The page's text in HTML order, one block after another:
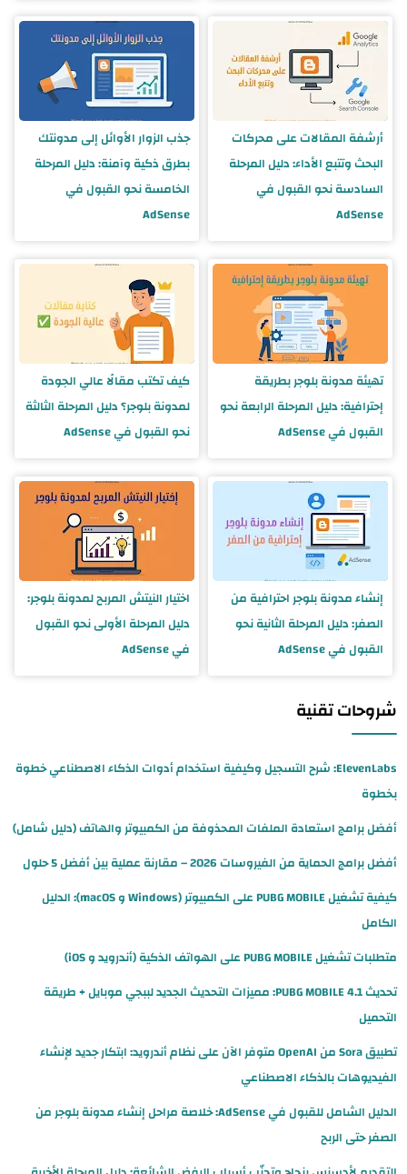
أرشفة المقالات على محركات
البحث وتتبع الأداء: دليل المرحلة
السادسة نحو القبول في
AdSense
جذب الزوار الأوائل إلى مدونتك
بطرق ذكية وآمنة: دليل المرحلة
الخامسة نحو القبول في
AdSense
تهيئة مدونة بلوجر بطريقة
إحترافية: دليل المرحلة الرابعة نحو
القبول في AdSense
كيف تكتب مقالًا عالي الجودة
لمدونة بلوجر؟ دليل المرحلة الثالثة
نحو القبول في AdSense
إنشاء مدونة بلوجر احترافية من
الصفر: دليل المرحلة الثانية نحو
القبول في AdSense
اختيار النيتش المربح لمدونة بلوجر:
دليل المرحلة الأولى نحو القبول
في AdSense
شروحات تقنية
ElevenLabs: شرح التسجيل وكيفية استخدام أدوات الذكاء الاصطناعي خطوة
بخطوة
أفضل برامج استعادة الملفات المحذوفة من الكمبيوتر والهاتف (دليل شامل)
أفضل برامج الحماية من الفيروسات 2026 – مقارنة عملية بين أفضل 5 حلول
كيفية تشغيل PUBG MOBILE على الكمبيوتر (Windows و macOS): الدليل
الكامل
متطلبات تشغيل PUBG MOBILE على الهواتف الذكية (أندرويد و iOS)
تحديث PUBG MOBILE 4.1: مميزات التحديث الجديد لببجي موبايل + طريقة
التحميل
تطبيق Sora من OpenAI متوفر الآن على نظام أندرويد: ابتكار جديد لإنشاء
الفيديوهات بالذكاء الاصطناعي
الدليل الشامل للقبول في AdSense: خلاصة مراحل إنشاء مدونة بلوجر من
الصفر حتى الربح